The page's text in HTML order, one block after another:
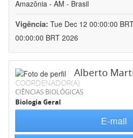
Amazônia - AM - Brasil
Vigência: Tue Dec 12 00:00:00
00:00:00 BRT 2026
Alberto
COORDENADOR(A)
CIÊNCIAS BIOLÓGICAS
Biologia Geral
E-mail